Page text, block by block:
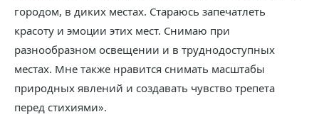
городом, в диких местах. Стараюсь запечатлеть
красоту и эмоции этих мест. Снимаю при
разнообразном освещении и в труднодоступных
местах. Мне также нравится снимать масштабы
природных явлений и создавать чувство трепета
перед стихиями».